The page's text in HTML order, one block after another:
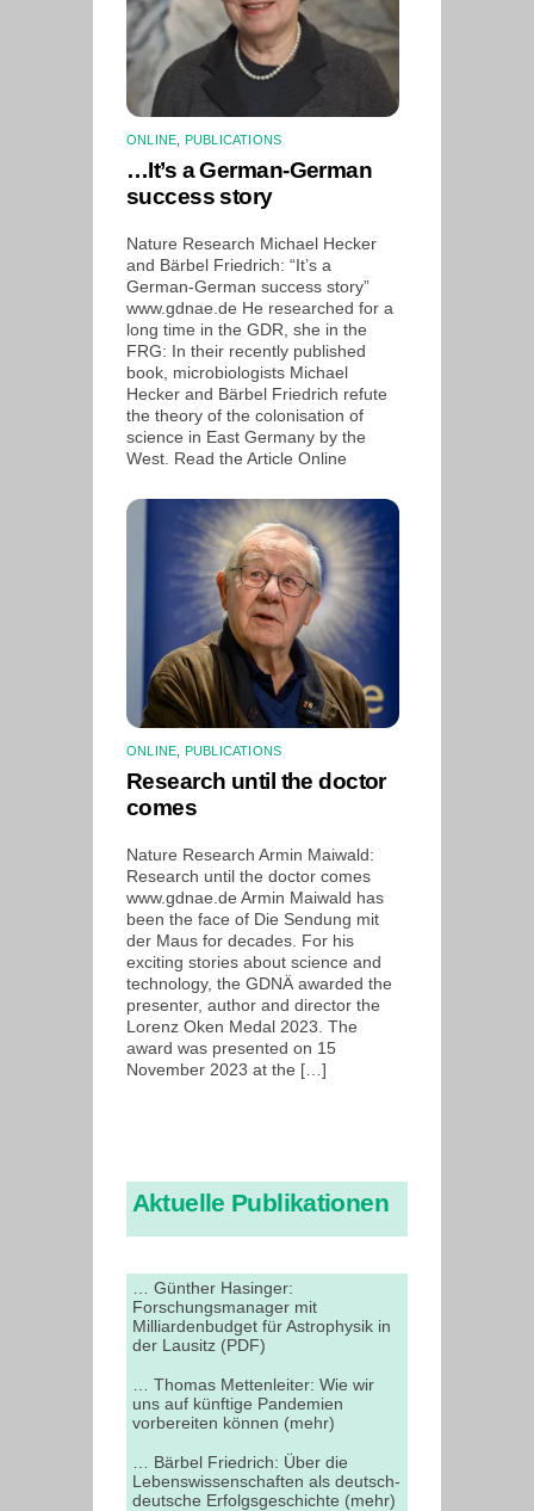
ONLINE, PUBLICATIONS
…It’s a German-German
success story
Nature Research Michael Hecker
and Bärbel Friedrich: “It’s a
German-German success story”
www.gdnae.de He researched for a
long time in the GDR, she in the
FRG: In their recently published
book, microbiologists Michael
Hecker and Bärbel Friedrich refute
the theory of the colonisation of
science in East Germany by the
West. Read the Article Online
ONLINE, PUBLICATIONS
Research until the doctor
comes
Nature Research Armin Maiwald:
Research until the doctor comes
www.gdnae.de Armin Maiwald has
been the face of Die Sendung mit
der Maus for decades. For his
exciting stories about science and
technology, the GDNÄ awarded the
presenter, author and director the
Lorenz Oken Medal 2023. The
award was presented on 15
November 2023 at the […]
Aktuelle Publikationen
… Günther Hasinger:
Forschungsmanager mit
Milliardenbudget für Astrophysik in
der Lausitz (PDF)
… Thomas Mettenleiter: Wie wir
uns auf künftige Pandemien
vorbereiten können (mehr)
… Bärbel Friedrich: Über die
Lebenswissenschaften als deutsch-
deutsche Erfolgsgeschichte (mehr)